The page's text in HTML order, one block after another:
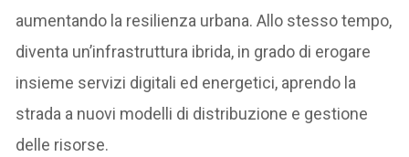
aumentando la resilienza urbana. Allo stesso tempo,
diventa un’infrastruttura ibrida, in grado di erogare
insieme servizi digitali ed energetici, aprendo la
strada a nuovi modelli di distribuzione e gestione
delle risorse.